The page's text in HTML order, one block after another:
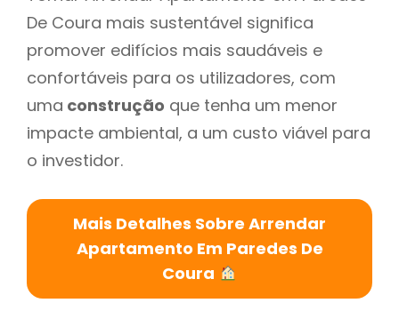
De Coura mais sustentável significa
promover edifícios mais saudáveis e
confortáveis para os utilizadores, com
uma construção que tenha um menor
impacte ambiental, a um custo viável para
o investidor.
Mais Detalhes Sobre Arrendar
Apartamento Em Paredes De
Coura